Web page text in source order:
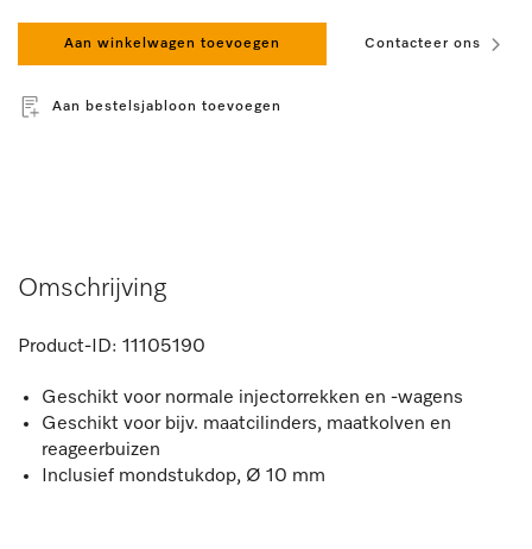
Aan winkelwagen toevoegen Contacteer ons
Aan bestelsjabloon toevoegen
Omschrijving
Product-ID: 11105190
Geschikt voor normale injectorrekken en -wagens
Geschikt voor bijv. maatcilinders, maatkolven en
reageerbuizen
Inclusief mondstukdop, Ø 10 mm